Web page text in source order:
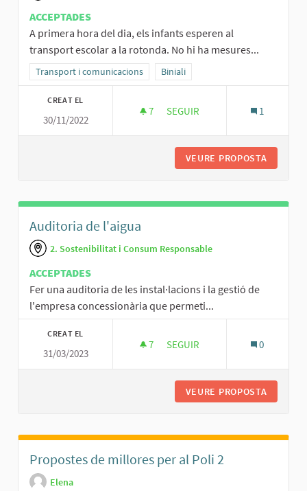
ACCEPTADES
A primera hora del dia, els infants esperen al
transport escolar a la rotonda. No hi ha mesures...
Resultats al filtrar per la categoria: Transport i comunicacions
Transport i comunicacions Resultats al filtrar per l'àmbit:
Biniali
CREAT EL
30/11/2022
7 7 SEGUIDORES
SEGUIR 1
VEURE PROPOSTA
Auditoria de l'aigua
2. Sostenibilitat i Consum Responsable
ACCEPTADES
Fer una auditoria de les instal·lacions i la gestió de
l'empresa concessionària que permeti...
CREAT EL
31/03/2023
7 7 SEGUIDORES
SEGUIR 0
VEURE PROPOSTA
Propostes de millores per al Poli 2
Elena